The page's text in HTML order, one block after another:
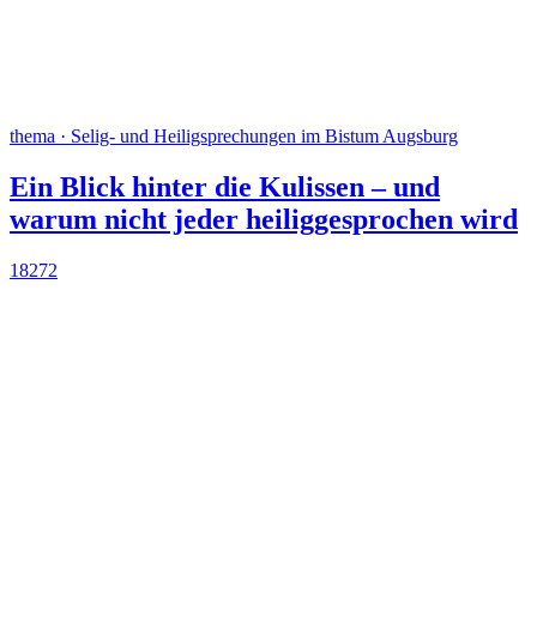
thema · Selig- und Heiligsprechungen im Bistum Augsburg
Ein Blick hinter die Kulissen – und
warum nicht jeder heiliggesprochen wird
18272